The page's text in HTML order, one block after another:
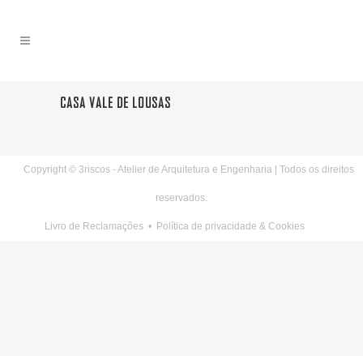
CASA VALE DE LOUSAS
Copyright © 3riscos - Atelier de Arquitetura e Engenharia | Todos os direitos
reservados.
Livro de Reclamações• Política de privacidade & Cookies